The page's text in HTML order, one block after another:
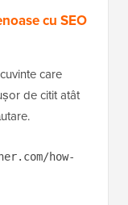
cu SEO
care
de citit atât
how-